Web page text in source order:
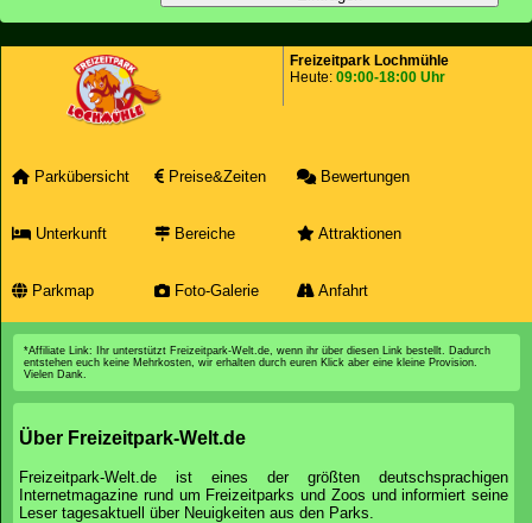
Freizeitpark Lochmühle
Heute: 09:00-18:00 Uhr
Parkübersicht Preise&Zeiten Bewertungen
Unterkunft Bereiche Attraktionen
Parkmap Foto-Galerie Anfahrt
*Affiliate Link: Ihr unterstützt Freizeitpark-Welt.de, wenn ihr über diesen Link bestellt. Dadurch
entstehen euch keine Mehrkosten, wir erhalten durch euren Klick aber eine kleine Provision.
Vielen Dank.
Über Freizeitpark-Welt.de
Freizeitpark-Welt.de ist eines der größten deutschsprachigen
Internetmagazine rund um Freizeitparks und Zoos und informiert seine
Leser tagesaktuell über Neuigkeiten aus den Parks.